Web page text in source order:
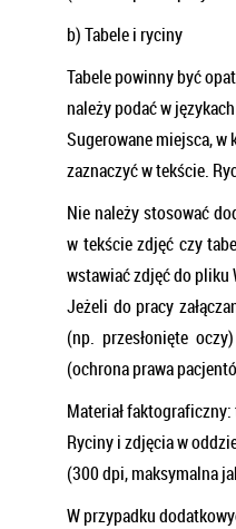
b) Tabele i ryciny
Tabele powinny być
należy podać w
Sugerowane miejsca,
zaznaczyć w tekście.
Nie należy stosować
w tekście zdjęć czy
wstawiać zdjęć do pliku
Jeżeli do pracy
(np. przesłonięte
(ochrona prawa
Materiał
Ryciny i zdjęcia w
(300 dpi, maksymalna
W przypadku